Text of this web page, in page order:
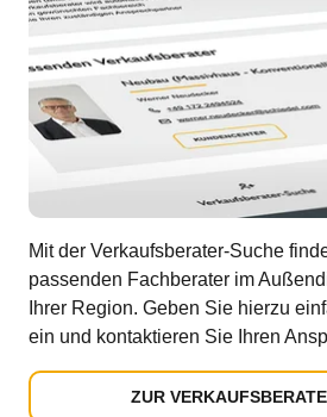
Mit der Verkaufsberater-Suche
passenden Fachberater im
Ihrer Region. Geben Sie hierzu
ein und kontaktieren Sie Ihren
ZUR